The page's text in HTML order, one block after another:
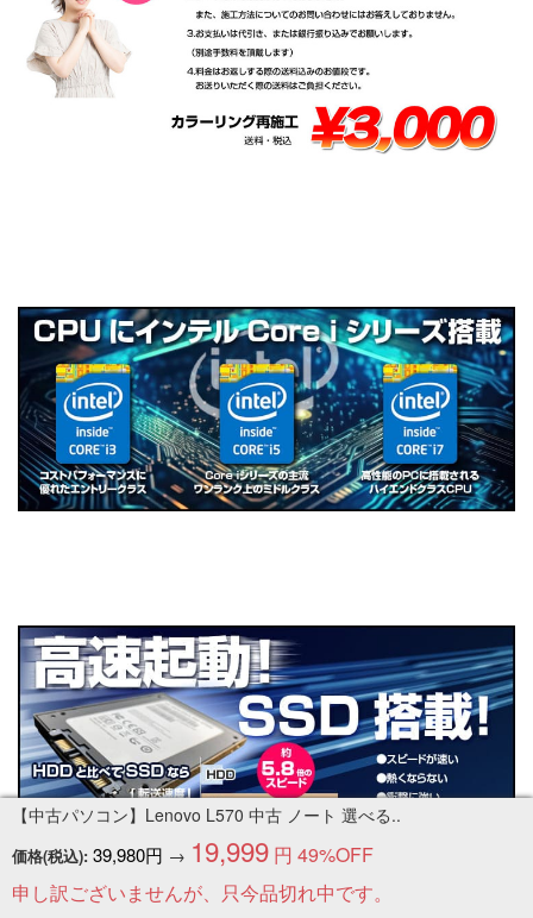
【中古パソコン】Lenovo L570 中古 ノート 選べる..
価格(税込): 39,980円 → 19,999 円 49%OFF
申し訳ございませんが、只今品切れ中です。